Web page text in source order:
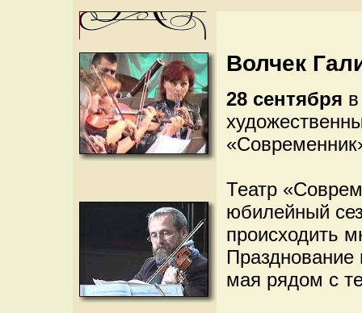
Волчек
28 сентября
Театр
юбилейный
происходить
Празднование
мая рядом с